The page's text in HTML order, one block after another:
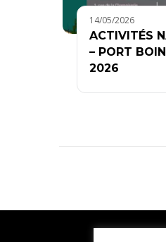
14/05/2026
ACTIVITÉS
– PORT
2026